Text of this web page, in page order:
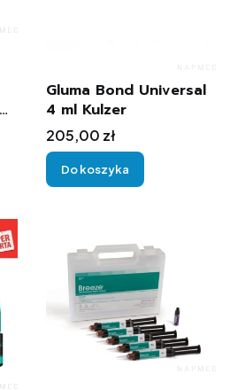
Gluma Bond Universal
4 ml Kulzer
Cena
205,00 zł
Do koszyka